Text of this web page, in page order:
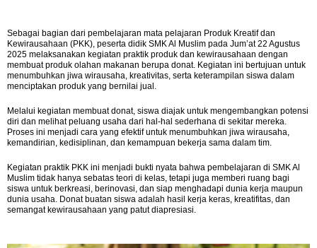
Sebagai bagian dari pembelajaran mata pelajaran Produk Kreatif dan
Kewirausahaan (PKK), peserta didik SMK Al Muslim pada Jum’at 22 Agustus
2025 melaksanakan kegiatan praktik produk dan kewirausahaan dengan
membuat produk olahan makanan berupa donat. Kegiatan ini bertujuan untuk
menumbuhkan jiwa wirausaha, kreativitas, serta keterampilan siswa dalam
menciptakan produk yang bernilai jual.
Melalui kegiatan membuat donat, siswa diajak untuk mengembangkan potensi
diri dan melihat peluang usaha dari hal-hal sederhana di sekitar mereka.
Proses ini menjadi cara yang efektif untuk menumbuhkan jiwa wirausaha,
kemandirian, kedisiplinan, dan kemampuan bekerja sama dalam tim.
Kegiatan praktik PKK ini menjadi bukti nyata bahwa pembelajaran di SMK Al
Muslim tidak hanya sebatas teori di kelas, tetapi juga memberi ruang bagi
siswa untuk berkreasi, berinovasi, dan siap menghadapi dunia kerja maupun
dunia usaha. Donat buatan siswa adalah hasil kerja keras, kreatifitas, dan
semangat kewirausahaan yang patut diapresiasi.